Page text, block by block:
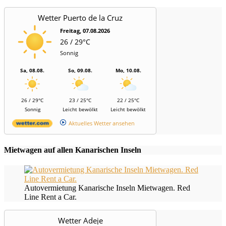
Wetter Puerto de la Cruz
Freitag, 07.08.2026
26 / 29°C
Sonnig
Sa, 08.08.
26 / 29°C
Sonnig
So, 09.08.
23 / 25°C
Leicht bewölkt
Mo, 10.08.
22 / 25°C
Leicht bewölkt
Aktuelles Wetter ansehen
Mietwagen auf allen Kanarischen Inseln
Autovermietung Kanarische Inseln Mietwagen. Red
Line Rent a Car.
Wetter Adeje